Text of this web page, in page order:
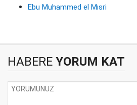
Ebu Muhammed el Mısri
HABERE YORUM KAT